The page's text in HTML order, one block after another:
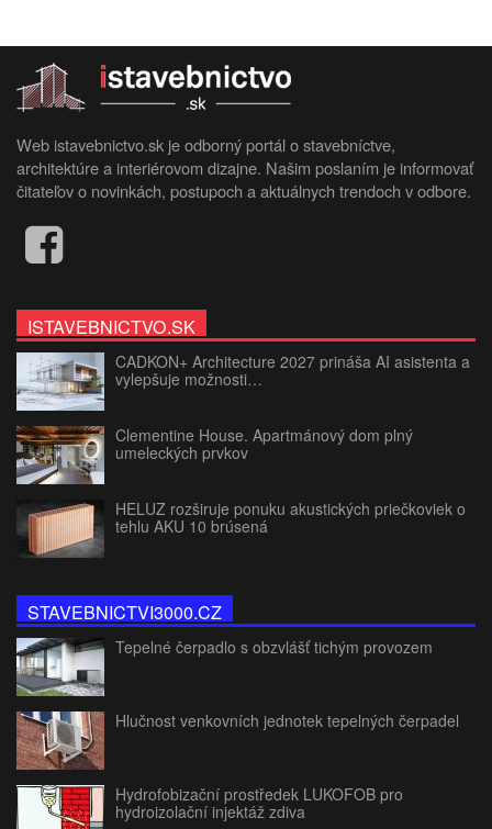
Web istavebnictvo.sk je odborný portál o stavebníctve,
architektúre a interiérovom dizajne. Našim poslaním je informovať
čitateľov o novinkách, postupoch a aktuálnych trendoch v odbore.
ISTAVEBNICTVO.SK
CADKON+ Architecture 2027 prináša AI asistenta a
vylepšuje možnosti…
Clementine House. Apartmánový dom plný
umeleckých prvkov
HELUZ rozširuje ponuku akustických priečkoviek o
tehlu AKU 10 brúsená
STAVEBNICTVI3000.CZ
Tepelné čerpadlo s obzvlášť tichým provozem
Hlučnost venkovních jednotek tepelných čerpadel
Hydrofobizační prostředek LUKOFOB pro
hydroizolační injektáž zdiva